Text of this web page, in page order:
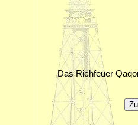
Das Richfeuer